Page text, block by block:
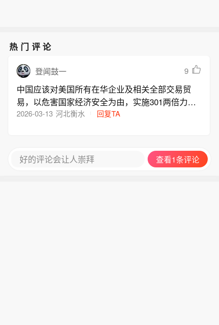
热门评论
登闻鼓一 9
中国应该对美国所有在华企业及相关全部交易贸
易，以危害国家经济安全为由，实施301两倍力
度，实施调查
2026-03-13 河北衡水 回复TA
好的评论会让人崇拜 查看1条评论